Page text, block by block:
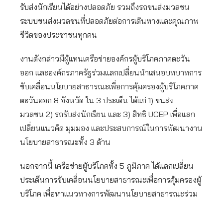
รับส่งนักเรียนได้อย่างปลอดภัย รวมถึงรถขนส่งมวลชน
ระบบขนส่งมวลชนที่ปลอดภัยต่อการเดินทางและคุณภาพ
ชีวิตของประชาชนทุกคน
งานดังกล่าวมีผู้แทนเครือข่ายองค์กรผู้บริโภคภาคตะวัน
ออก และองค์กรภาครัฐร่วมแลกเปลี่ยนนำเสนอบทบาทการ
ขับเคลื่อนนโยบายสาธารณะเพื่อการคุ้มครองผู้บริโภคภาค
ตะวันออก 8 จังหวัด ใน 3 ประเด็น ได้แก่ 1) ขนส่ง
มวลชน 2) รถรับส่งนักเรียน และ 3) สิทธิ UCEP เพื่อแลก
เปลี่ยนแนวคิด มุมมอง และประสบการณ์ในการพัฒนางาน
นโยบายสาธารณะทั้ง 3 ด้าน
นอกจากนี้ เครือข่ายผู้บริโภคทั้ง 5 ภูมิภาค ได้แลกเปลี่ยน
ประเด็นการขับเคลื่อนนโยบายสาธารณะเพื่อการคุ้มครองผู้
บริโภค เพื่อหาแนวทางการพัฒนานโยบายสาธารณะร่วม